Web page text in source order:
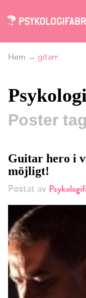
Hem → gitarr
Poster
Guitar hero i
möjligt!
Postat av